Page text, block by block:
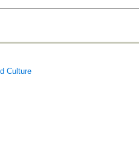
Culture